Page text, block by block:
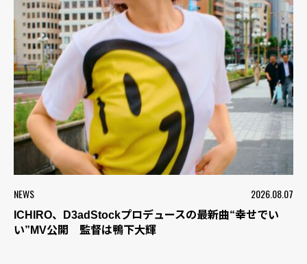
NEWS 2026.08.07
ICHIRO、D3adStockプロデュースの最新曲“幸せでい
い”MV公開 監督は鴨下大輝